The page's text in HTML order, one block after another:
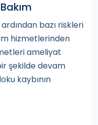
bazı riskleri
hizmetlerinden
ameliyat
şekilde devam
kaybının